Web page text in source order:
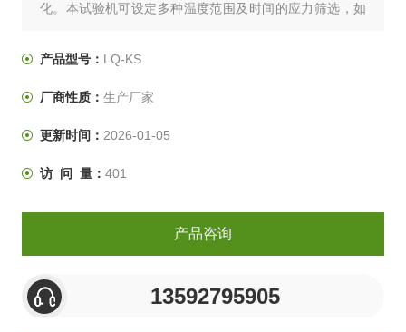
化。本试验机可设定多种温度范围及时间的应力筛选，如
行等均温与平均温试验方式
产品型号： LQ-KS
厂商性质： 生产厂家
更新时间： 2026-01-05
访 问 量： 401
产品咨询
13592795905